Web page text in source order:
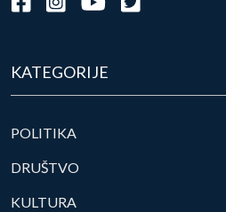
KATEGORIJE
POLITIKA
DRUŠTVO
KULTURA